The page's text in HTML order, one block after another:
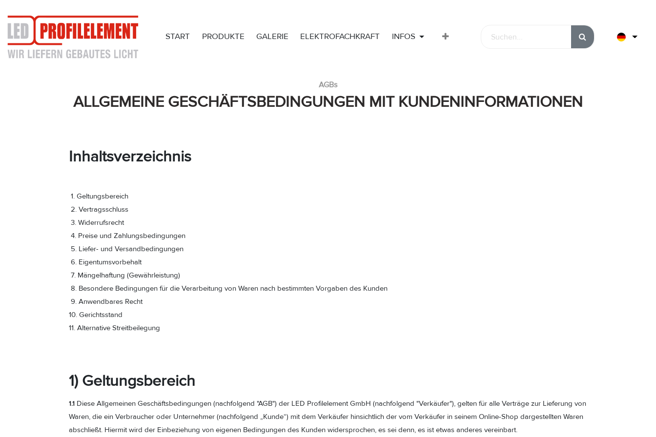
START PRODUKTE GALERIE ELEKTROFACHKRAFT INFOS
AGBs
ALLGEMEINE GESCHÄFTSBEDINGUNGEN MIT KUNDENINFORMATIONEN
Inhaltsverzeichnis
1. Geltungsbereich
2. Vertragsschluss
3. Widerrufsrecht
4. Preise und Zahlungsbedingungen
5. Liefer- und Versandbedingungen
6. Eigentumsvorbehalt
7. Mängelhaftung (Gewährleistung)
8. Besondere Bedingungen für die Verarbeitung von Waren nach bestimmten Vorgaben des Kunden
9. Anwendbares Recht
10. Gerichtsstand
11. Alternative Streitbeilegung
1) Geltungsbereich
1.1 Diese Allgemeinen Geschäftsbedingungen (nachfolgend "AGB") der LED Profilelement GmbH (nachfolgend "Verkäufer"), gelten für alle Verträge zur Lieferung von
Waren, die ein Verbraucher oder Unternehmer (nachfolgend „Kunde“) mit dem Verkäufer hinsichtlich der vom Verkäufer in seinem Online-Shop dargestellten Waren
abschließt. Hiermit wird der Einbeziehung von eigenen Bedingungen des Kunden widersprochen, es sei denn, es ist etwas anderes vereinbart.